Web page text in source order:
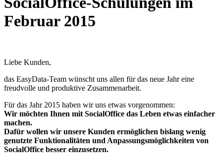
Februar 2015
Liebe Kunden,
das EasyData-Team wünscht uns allen für das neue Jahr eine
freudvolle und produktive Zusammenarbeit.
Für das Jahr 2015 haben wir uns etwas vorgenommen:
Wir möchten Ihnen mit SocialOffice das Leben etwas einfacher
machen.
Dafür wollen wir unsere Kunden ermöglichen bislang wenig
genutzte Funktionalitäten und Anpassungsmöglichkeiten von
SocialOffice besser einzusetzen.